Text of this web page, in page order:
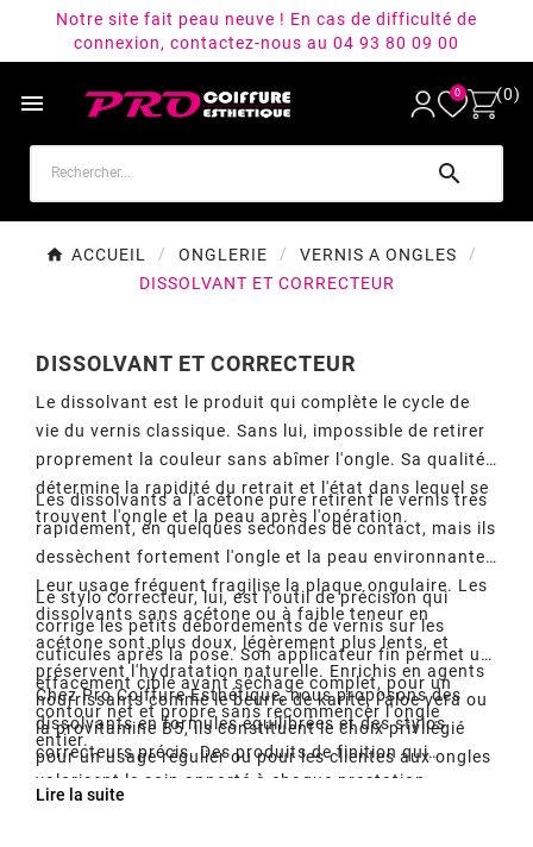
Notre site fait peau neuve ! En cas de difficulté de
connexion, contactez-nous au 04 93 80 09 00
 0 (0)

ACCUEIL ONGLERIE
VERNIS A ONGLES
DISSOLVANT ET CORRECTEUR
DISSOLVANT ET CORRECTEUR
Le dissolvant est le produit qui complète le cycle de
vie du vernis classique. Sans lui, impossible de retirer
proprement la couleur sans abîmer l'ongle. Sa qualité
détermine la rapidité du retrait et l'état dans lequel se
trouvent l'ongle et la peau après l'opération.
Les dissolvants à l'acétone pure retirent le vernis très
rapidement, en quelques secondes de contact, mais ils
dessèchent fortement l'ongle et la peau environnante.
Leur usage fréquent fragilise la plaque ongulaire. Les
dissolvants sans acétone ou à faible teneur en
acétone sont plus doux, légèrement plus lents, et
préservent l'hydratation naturelle. Enrichis en agents
nourrissants comme le beurre de karité, l'aloe vera ou
la provitamine B5, ils constituent le choix privilégié
pour un usage régulier ou pour les clientes aux ongles
sensibles.
Le stylo correcteur, lui, est l'outil de précision qui
corrige les petits débordements de vernis sur les
cuticules après la pose. Son applicateur fin permet un
effacement ciblé avant séchage complet, pour un
contour net et propre sans recommencer l'ongle
entier.
Chez Pro Coiffure Esthétique, nous proposons des
dissolvants en formules équilibrées et des stylos
correcteurs précis. Des produits de finition qui
valorisent le soin apporté à chaque prestation
Lire la suite